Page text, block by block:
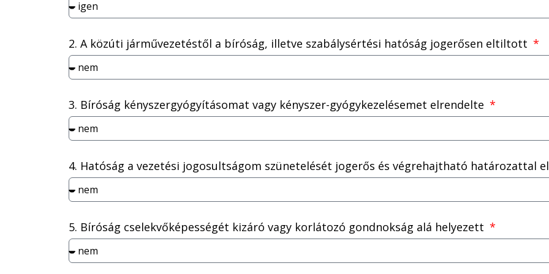
2. A közúti járművezetéstől a bíróság, illetve szabálysértési hatóság jogerősen eltiltott
3. Bíróság kényszergyógyításomat vagy kényszer-gyógykezelésemet elrendelte
4. Hatóság a vezetési jogosultságom szünetelését jogerős és végrehajtható határozattal
5. Bíróság cselekvőképességét kizáró vagy korlátozó gondnokság alá helyezett